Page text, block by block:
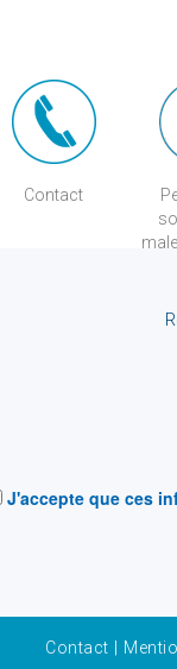
Contact
J'accepte que ces
Contact |